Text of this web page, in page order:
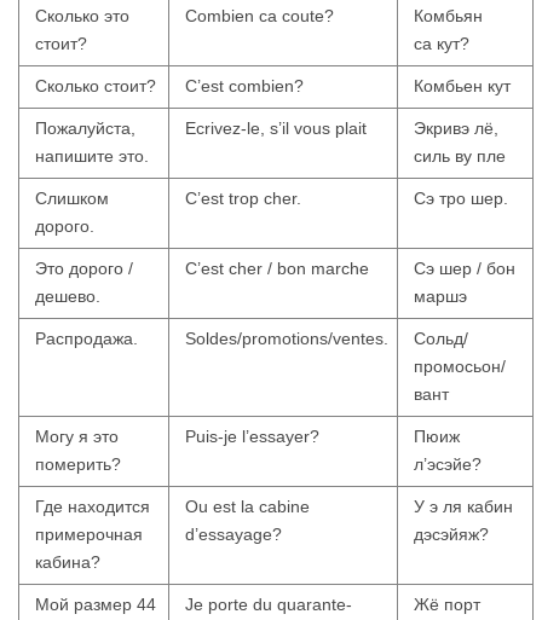
Сколько это
стоит?
Combien ca coute?
Комбьян
са кут?
Сколько стоит? C’est combien? Комбьен кут
Пожалуйста,
напишите это.
Ecrivez-le, s’il vous plait
Экривэ лё,
силь ву пле
Слишком
дорого.
C’est trop cher. Сэ тро шер.
Это дорого /
дешево.
C’est cher / bon marche
Сэ шер / бон
маршэ
Распродажа. Soldes/promotions/ventes.
Сольд/
промосьон/
вант
Могу я это
померить?
Puis-je l’essayer?
Пюиж
л’эсэйе?
Где находится
примерочная
кабина?
Ou est la cabine
d’essayage?
У э ля кабин
дэсэйяж?
Мой размер 44
Je porte du quarante-
Жё порт